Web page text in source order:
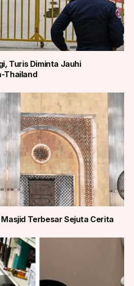
Turis Diminta Jauhi
Thailand
Terbesar Sejuta Cerita